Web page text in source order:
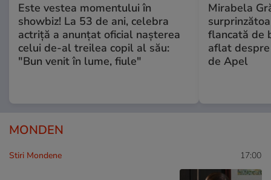
Este vestea momentului în
showbiz! La 53 de ani, celebra
actriță a anunțat oficial nașterea
celui de-al treilea copil al său:
"Bun venit în lume, fiule"
Mirabela
flancată de
aflat
de Apel
MONDEN
Stiri Mondene 17:00